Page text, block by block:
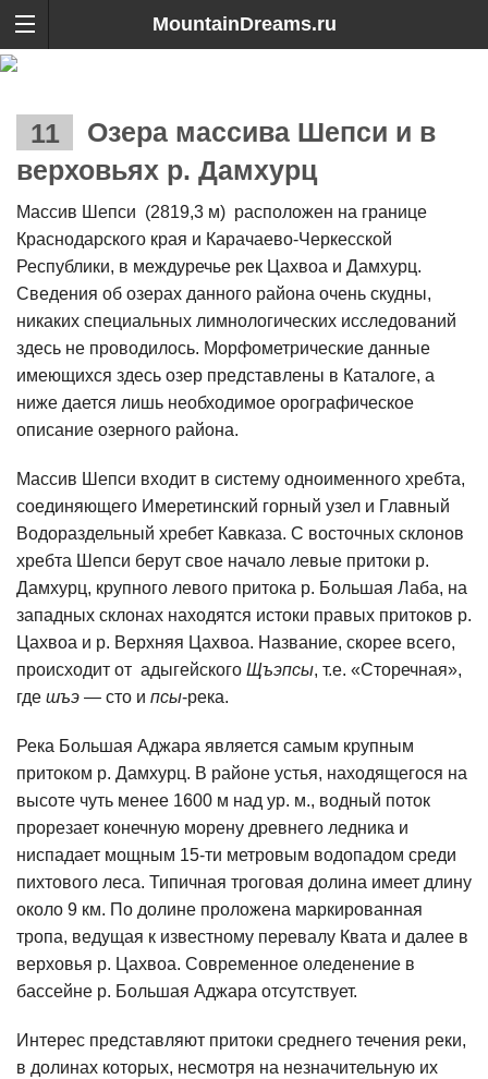
MountainDreams.ru
Озера массива Шепси и в
верховьях р. Дамхурц
Массив Шепси (2819,3 м) расположен на границе
Краснодарского края и Карачаево-Черкесской
Республики, в междуречье рек Цахвоа и Дамхурц.
Сведения об озерах данного района очень скудны,
никаких специальных лимнологических исследований
здесь не проводилось. Морфометрические данные
имеющихся здесь озер представлены в Каталоге, а
ниже дается лишь необходимое орографическое
описание озерного района.
Массив Шепси входит в систему одноименного хребта,
соединяющего Имеретинский горный узел и Главный
Водораздельный хребет Кавказа. С восточных склонов
хребта Шепси берут свое начало левые притоки р.
Дамхурц, крупного левого притока р. Большая Лаба, на
западных склонах находятся истоки правых притоков р.
Цахвоа и р. Верхняя Цахвоа. Название, скорее всего,
происходит от адыгейского Щъэпсы, т.е. «Сторечная»,
где шъэ — сто и псы-река.
Река Большая Аджара является самым крупным
притоком р. Дамхурц. В районе устья, находящегося на
высоте чуть менее 1600 м над ур. м., водный поток
прорезает конечную морену древнего ледника и
ниспадает мощным 15-ти метровым водопадом среди
пихтового леса. Типичная троговая долина имеет длину
около 9 км. По долине проложена маркированная
тропа, ведущая к известному перевалу Квата и далее в
верховья р. Цахвоа. Современное оледенение в
бассейне р. Большая Аджара отсутствует.
Интерес представляют притоки среднего течения реки,
в долинах которых, несмотря на незначительную их